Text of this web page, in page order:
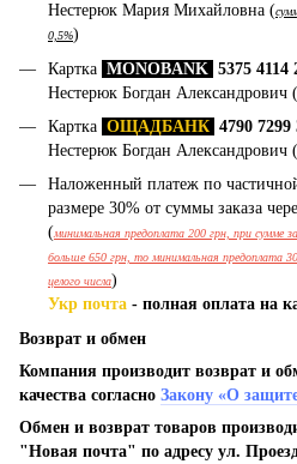
Нестерюк Мария Михайловна (
0,5%)
Картка MONOBANK 5375 4114
Нестерюк Богдан Александрович (
Картка ОЩАДБАНК 4790 7299
Нестерюк Богдан Александрович (
Наложенный платеж по
размере 30% от суммы заказа
(минимальная предоплата 200 грн, при сумме
больше 650 грн, то минимальная предоплата
целого числа)
Укр почта - полная оплата на
Возврат и обмен
Компания производит возврат и
качества согласно Закону «О
Обмен и возврат товаров
"Новая почта" по адресу ул.